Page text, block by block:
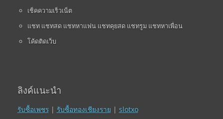
เช็คความเร็วเน็ต
แชท แชทสด แชทหาแฟน แชทคุยสด แชทรูม แชทหาเพื่อน
โค้ดติดเว็บ
ลิงค์แนะนำ
รับซื้อเพชร| รับซื้อทองเชียงราย | slotxo